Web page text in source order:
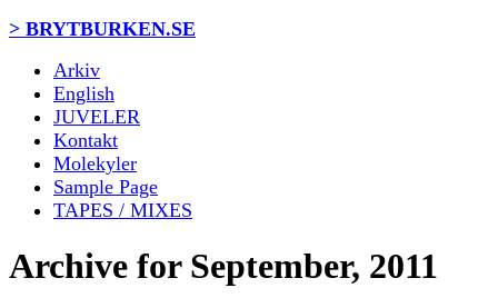
> BRYTBURKEN.SE
Arkiv
English
JUVELER
Kontakt
Molekyler
Sample Page
TAPES / MIXES
Archive for September, 2011